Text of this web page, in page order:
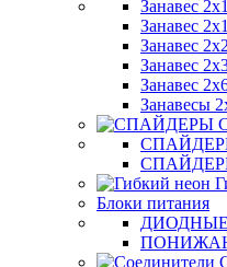
Занавес 2х1
Занавес
Занавес 2х2
Занавес
Занавес
Занавесы
Блоки питания